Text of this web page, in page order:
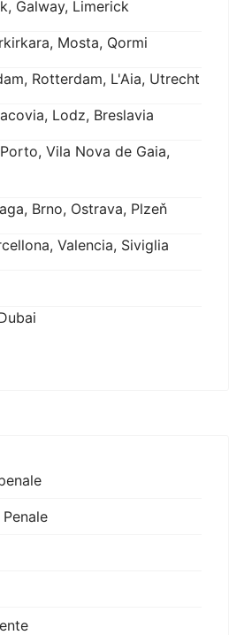
Galway, Limerick
Mosta, Qormi
Rotterdam, L'Aia, Utrecht
Lodz, Breslavia
Vila Nova de Gaia,
Brno, Ostrava, Plzeň
Valencia, Siviglia